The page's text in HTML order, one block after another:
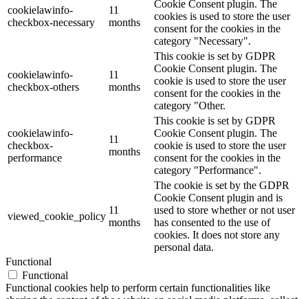
cookielawinfo-
checkbox-necessary
11
months
Cookie Consent plugin. The
cookies is used to store the user
consent for the cookies in the
category "Necessary".
cookielawinfo-
checkbox-others
11
months
This cookie is set by GDPR
Cookie Consent plugin. The
cookie is used to store the user
consent for the cookies in the
category "Other.
cookielawinfo-
checkbox-
performance
11
months
This cookie is set by GDPR
Cookie Consent plugin. The
cookie is used to store the user
consent for the cookies in the
category "Performance".
viewed_cookie_policy
11
months
The cookie is set by the GDPR
Cookie Consent plugin and is
used to store whether or not user
has consented to the use of
cookies. It does not store any
personal data.
Functional
Functional
Functional cookies help to perform certain functionalities like